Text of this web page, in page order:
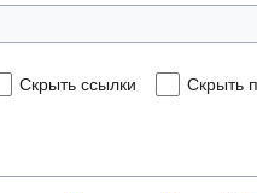
Скрыть ссылки Скрыть